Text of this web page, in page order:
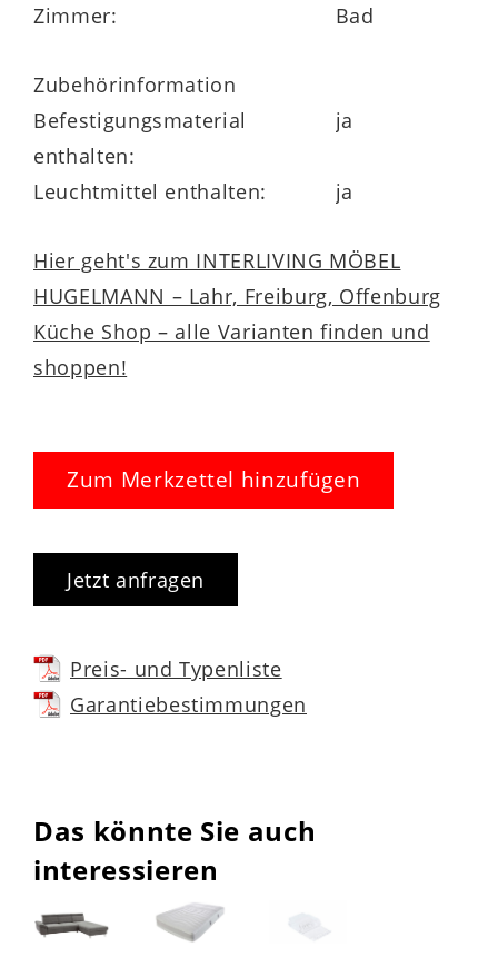
Zimmer:
Bad
Zubehörinformation
Befestigungsmaterial
enthalten:
ja
Leuchtmittel enthalten: ja
Hier geht's zum INTERLIVING MÖBEL
HUGELMANN – Lahr, Freiburg, Offenburg
Küche Shop – alle Varianten finden und
shoppen!
Zum Merkzettel hinzufügen
Jetzt anfragen
Preis- und Typenliste
Garantiebestimmungen
Das könnte Sie auch
interessieren